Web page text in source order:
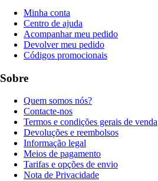
Minha conta
Centro de ajuda
Acompanhar meu pedido
Devolver meu pedido
Códigos promocionais
Sobre
Quem somos nós?
Contacte-nos
Termos e condições gerais de venda
Devoluções e reembolsos
Informação legal
Meios de pagamento
Tarifas e opções de envio
Nota de Privacidade